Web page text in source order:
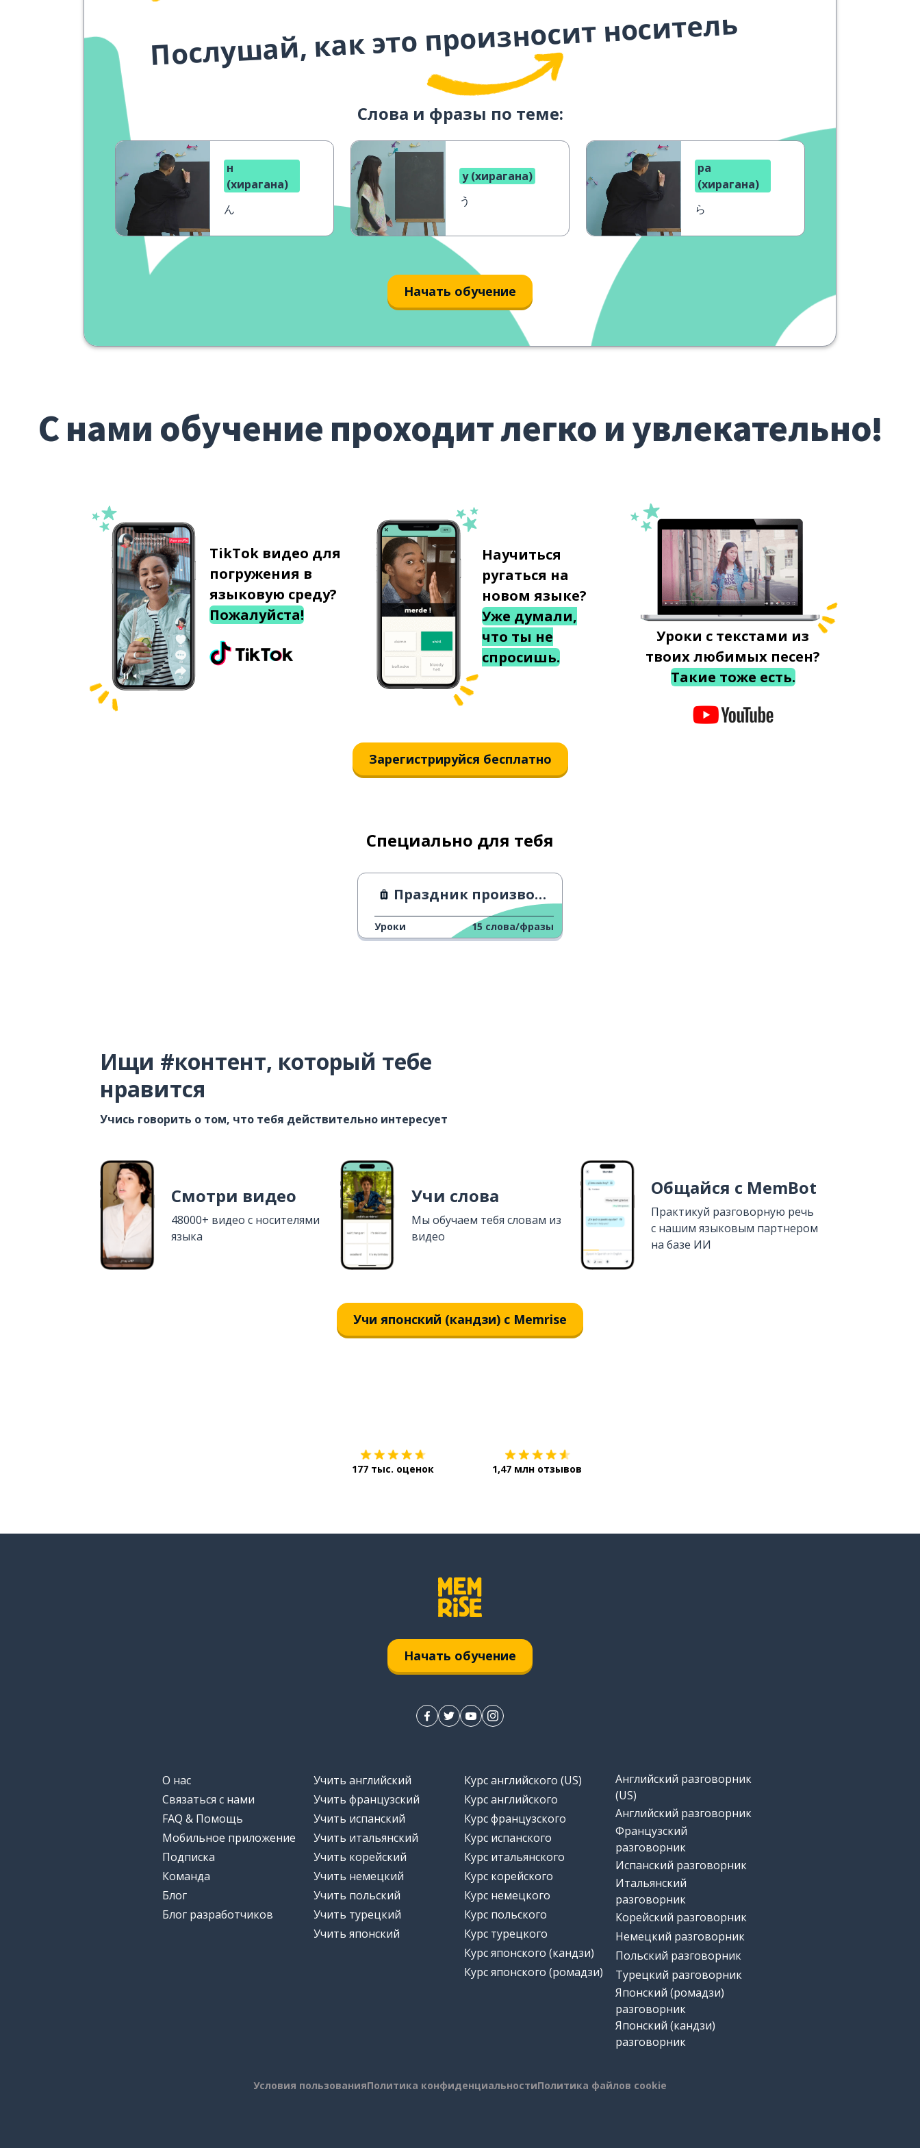
Послушай, как это произносит носитель
Слова и фразы по теме:
н
(хирагана)
ん
у (хирагана)
う
ра
(хирагана)
ら
Начать обучение
С нами обучение проходит легко и увлекательно!
TikTok видео для
погружения в
языковую среду?
Пожалуйста!
Научиться
ругаться на
новом языке?
Уже думали,
что ты не
спросишь.
Уроки с текстами из
твоих любимых песен?
Такие тоже есть.
Зарегистрируйся бесплатно
Специально для тебя
Праздник производителя косметики
Уроки 15 слова/фразы
Ищи #контент, который тебе
нравится
Учись говорить о том, что тебя действительно интересует
Смотри видео
48000+ видео с носителями
языка
Учи слова
Мы обучаем тебя словам из
видео
Общайся с MemBot
Практикуй разговорную речь
с нашим языковым партнером
на базе ИИ
Учи японский (кандзи) с Memrise
177 тыс. оценок 1,47 млн отзывов
Начать обучение
О нас
Связаться с нами
FAQ & Помощь
Мобильное приложение
Подписка
Команда
Блог
Блог разработчиков
Учить английский
Учить французский
Учить испанский
Учить итальянский
Учить корейский
Учить немецкий
Учить польский
Учить турецкий
Учить японский
Курс английского (US)
Курс английского
Курс французского
Курс испанского
Курс итальянского
Курс корейского
Курс немецкого
Курс польского
Курс турецкого
Курс японского (кандзи)
Курс японского (ромадзи)
Английский разговорник
(US)
Английский разговорник
Французский
разговорник
Испанский разговорник
Итальянский
разговорник
Корейский разговорник
Немецкий разговорник
Польский разговорник
Турецкий разговорник
Японский (ромадзи)
разговорник
Японский (кандзи)
разговорник
Условия пользованияПолитика конфиденциальностиПолитика файлов cookie